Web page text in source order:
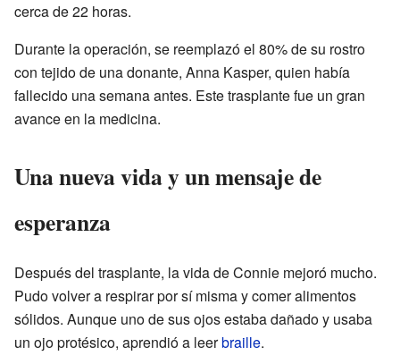
cerca de 22 horas.
Durante la operación, se reemplazó el 80% de su rostro
con tejido de una donante, Anna Kasper, quien había
fallecido una semana antes. Este trasplante fue un gran
avance en la medicina.
Una nueva vida y un mensaje de
esperanza
Después del trasplante, la vida de Connie mejoró mucho.
Pudo volver a respirar por sí misma y comer alimentos
sólidos. Aunque uno de sus ojos estaba dañado y usaba
un ojo protésico, aprendió a leerbraille.